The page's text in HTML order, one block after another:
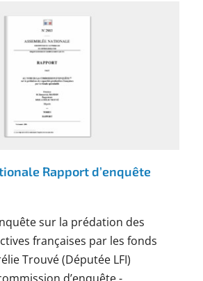
Rapport d’enquête
sur la prédation des
françaises par les fonds
Trouvé (Députée LFI)